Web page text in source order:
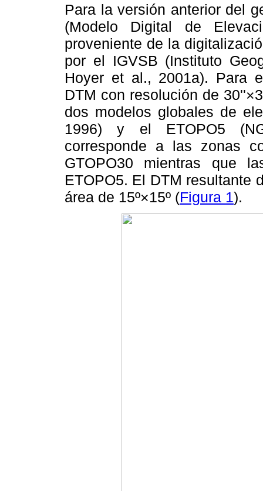
Para la versión anterior del
(Modelo Digital de
proveniente de la
por el IGVSB (Instituto
Hoyer et al., 2001a). Para
DTM con resolución de
dos modelos globales de
1996) y el ETOPO5
corresponde a las zonas
GTOPO30 mientras que
ETOPO5. El DTM resultante
área de 15º×15º (Figura 1).